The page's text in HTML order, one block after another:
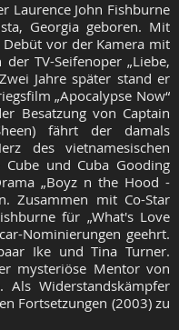
Laurence John Fishburne
Georgia geboren. Mit
vor der Kamera mit
TV-Seifenoper „Liebe,
Jahre später stand er
„Apocalypse Now“
Besatzung von Captain
fährt der damals
des vietnamesischen
und Cuba Gooding
„Boyz n the Hood -
Zusammen mit Co-Star
für „What's Love
Nominierungen geehrt.
Ike und Tina Turner.
mysteriöse Mentor von
Als Widerstandskämpfer
Fortsetzungen (2003) zu